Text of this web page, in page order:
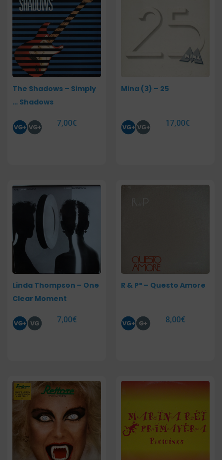
The Shadows – Simply
… Shadows
7,00€
Mina (3) – 25
17,00€
Linda Thompson – One
Clear Moment
7,00€
R & P* – Questo Amore
8,00€